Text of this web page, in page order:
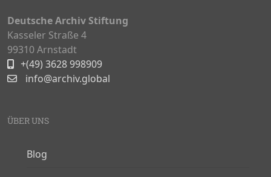
Deutsche Archiv Stiftung
Kasseler Straße 4
99310 Arnstadt
+(49) 3628 998909
info@archiv.global
ÜBER UNS
Blog